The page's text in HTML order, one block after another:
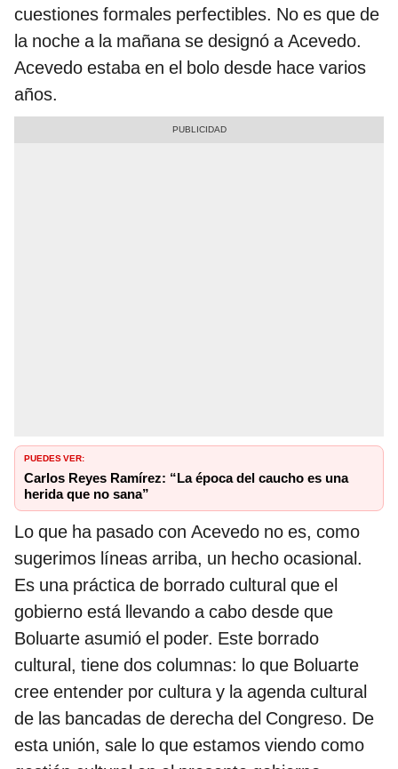
cuestiones formales perfectibles. No es que de
la noche a la mañana se designó a Acevedo.
Acevedo estaba en el bolo desde hace varios
años.
PUEDES VER:
Carlos Reyes Ramírez: “La época del caucho es una
herida que no sana”
Lo que ha pasado con Acevedo no es, como
sugerimos líneas arriba, un hecho ocasional.
Es una práctica de borrado cultural que el
gobierno está llevando a cabo desde que
Boluarte asumió el poder. Este borrado
cultural, tiene dos columnas: lo que Boluarte
cree entender por cultura y la agenda cultural
de las bancadas de derecha del Congreso. De
esta unión, sale lo que estamos viendo como